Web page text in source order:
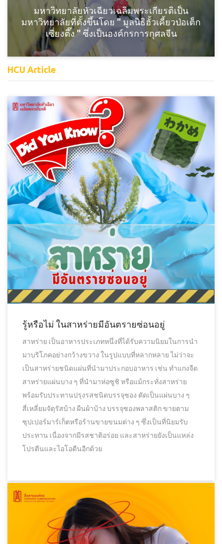
มหาวิทยาลัยหัวเฉียวเฉลิมพระเกียรติเป็น
มหาวิทยาลัยที่ตั้งขึ้นโดย " มูลนิธิฮั้วเคี้ยวป่อเต็ก
เซี่ยงตึ๊ง " ซึ่งเป็นองค์กรการกุศลจีน
HCU Article
รู้หรือไม่ ในสาหร่ายมีอันตรายซ่อนอยู่
สาหร่าย เป็นอาหารประเภทหนึ่งที่ได้รับความนิยมในการนำ
มาบริโภคอย่างกว้างขวาง ในรูปแบบที่หลากหลาย ไม่ว่าจะ
เป็นสาหร่ายชนิดแผ่นที่นำมาประกอบอาหาร เช่น ทำแกงจืด
สาหร่ายแผ่นบาง ๆ ที่นำมาห่อซูชิ หรือแม้กระทั่งสาหร่าย
พร้อมรับประทานปรุงรสชนิดบรรจุซอง ตัดเป็นแผ่นบาง ๆ
สี่เหลี่ยมจัตุรัสบ้าง ผืนผ้าบ้าง บรรจุซองพลาสติก ขายตาม
ซุปเปอร์มาร์เก็ตหรือร้านขายขนมต่าง ๆ ซึ่งเป็นที่นิยมรับ
ประทาน เนื่องจากมีรสชาติอร่อย และสาหร่ายยังเป็นแหล่ง
โปรตีนและไอโอดีนอีกด้วย